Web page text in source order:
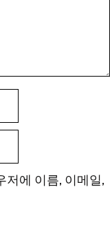
저에 이름, 이메일,